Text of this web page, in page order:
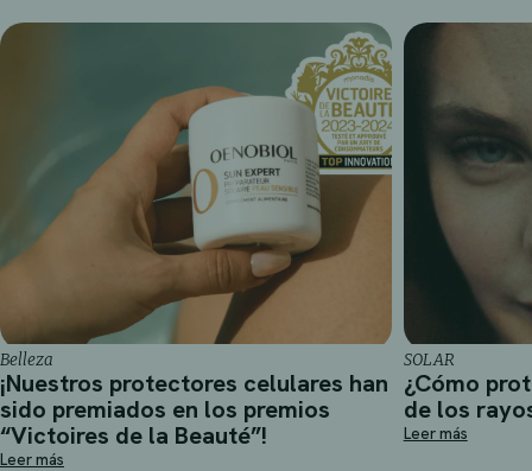
Belleza
¡Nuestros protectores celulares han
sido premiados en los premios
“Victoires de la Beauté”!
Leer más
SOLAR
¿Cómo
de los
Leer más